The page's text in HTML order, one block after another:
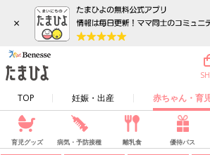
×
TOP 妊娠・出産 赤ちゃん・育
育児グッズ 病気・予防接種 離乳食 優待パス